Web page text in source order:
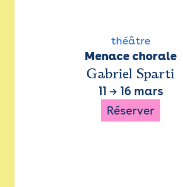
théâtre
Menace chorale
Gabriel Sparti
11 → 16 mars
Réserver